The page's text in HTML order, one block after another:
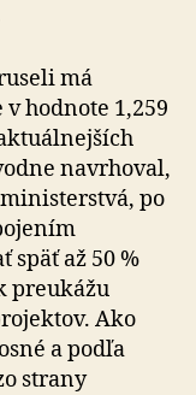
má
hodnote 1,259
navrhoval,
po
späť až 50 %
preukážu
Ako
a podľa
strany